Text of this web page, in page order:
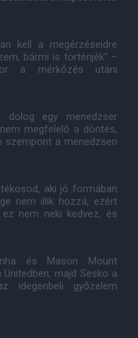
kell a megérzéseidre
bármi is történjék" –
a mérkőzés utáni
dolog egy menedzser
megfelelő a döntés,
a menedzseri
aki jó formában
nem illik hozzá, ezért
nem neki kedvez, és
és Mason Mount
majd Sesko a
idegenbeli győzelem